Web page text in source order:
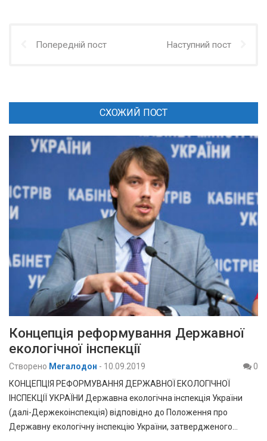
Попередній пост Наступний пост
СХОЖИЙ ПОСТ
Концепція реформування Державної
екологічної інспекції
Створено Мегалодон - 10.09.2019
0
КОНЦЕПЦІЯ РЕФОРМУВАННЯ ДЕРЖАВНОЇ ЕКОЛОГІЧНОЇ
ІНСПЕКЦІЇ УКРАЇНИ Державна екологічна інспекція України
(далі-Держекоінспекція) відповідно до Положення про
Державну екологічну інспекцію України, затвердженого…